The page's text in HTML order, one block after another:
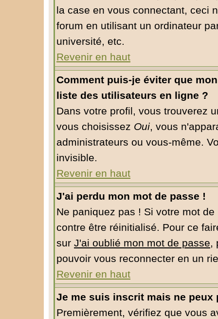
la case en vous connectant, ceci
forum en utilisant un ordinateur
université, etc.
Revenir en haut
Comment puis-je éviter que
liste des utilisateurs en ligne ?
Dans votre profil, vous trouverez
vous choisissez Oui, vous
administrateurs ou vous-même.
invisible.
Revenir en haut
J'ai perdu mon mot de passe !
Ne paniquez pas ! Si votre mot
contre être réinitialisé. Pour ce
sur J'ai oublié mon mot de passe,
pouvoir vous reconnecter en un
Revenir en haut
Je me suis inscrit mais ne peux
Premièrement, vérifiez que vous